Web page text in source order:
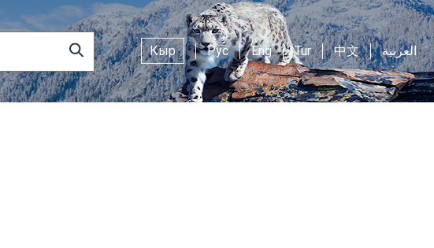
Кыр Рус Eng Tur 中文 العربية